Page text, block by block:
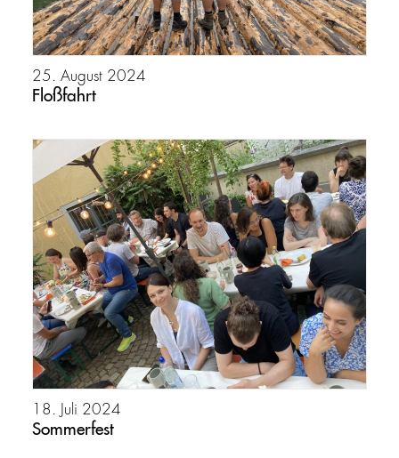
25. August 2024
Floßfahrt
18. Juli 2024
Sommerfest